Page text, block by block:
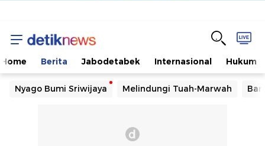
Home Berita Jabodetabek Internasional Hukum
Nyago Bumi Sriwijaya Melindungi Tuah-Marwah